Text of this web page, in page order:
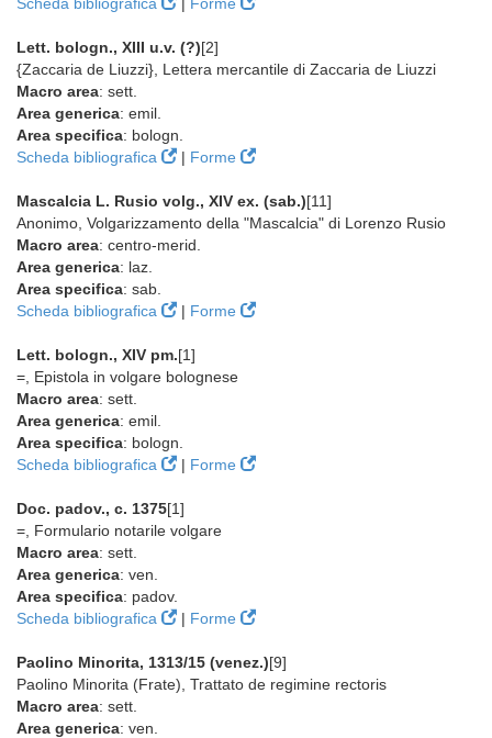
Lett. bologn., XIII u.v. (?)[2]
{Zaccaria de Liuzzi}, Lettera mercantile di Zaccaria de Liuzzi
Macro area: sett.
Area generica: emil.
Area specifica: bologn.
Scheda bibliografica
| Forme
Mascalcia L. Rusio volg., XIV ex. (sab.)[11]
Anonimo, Volgarizzamento della "Mascalcia" di Lorenzo Rusio
Macro area: centro-merid.
Area generica: laz.
Area specifica: sab.
Scheda bibliografica
| Forme
Lett. bologn., XIV pm.[1]
=, Epistola in volgare bolognese
Macro area: sett.
Area generica: emil.
Area specifica: bologn.
Scheda bibliografica
| Forme
Doc. padov., c. 1375[1]
=, Formulario notarile volgare
Macro area: sett.
Area generica: ven.
Area specifica: padov.
Scheda bibliografica
| Forme
Paolino Minorita, 1313/15 (venez.)[9]
Paolino Minorita (Frate), Trattato de regimine rectoris
Macro area: sett.
Area generica: ven.